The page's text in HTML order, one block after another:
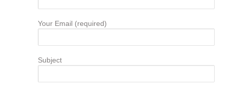
Your Email (required)
Subject